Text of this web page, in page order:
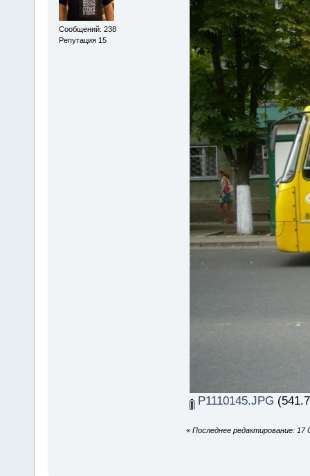
Сообщений: 238
Репутация 15
P1110145.JPG
« Последнее редактирование: